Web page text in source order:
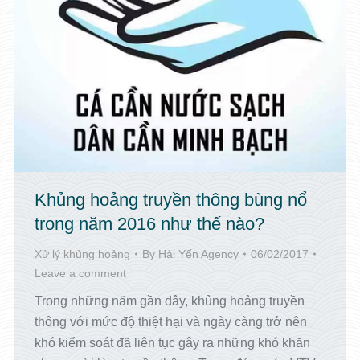
Khủng hoảng truyền thông bùng nổ
trong năm 2016 như thế nào?
Xử lý khủng hoảng By Hải Yến Agency
06/02/2017
Leave a comment
Trong những năm gần đây, khủng hoảng truyền
thông với mức độ thiệt hại và ngày càng trở nên
khó kiểm soát đã liên tục gây ra những khó khăn